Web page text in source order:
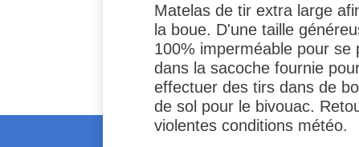
Matelas de tir extra large
la boue. D'une taille
100% imperméable pour
dans la sacoche fournie
effectuer des tirs dans de
de sol pour le bivouac.
violentes conditions météo.